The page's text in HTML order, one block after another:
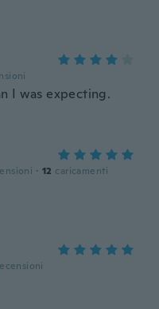
I was expecting.
· 12 caricamenti